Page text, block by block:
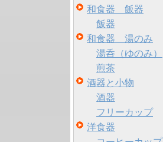
和食器 飯器
飯器
和食器 湯のみ
湯呑（ゆのみ）
煎茶
酒器と小物
酒器
フリーカップ
洋食器